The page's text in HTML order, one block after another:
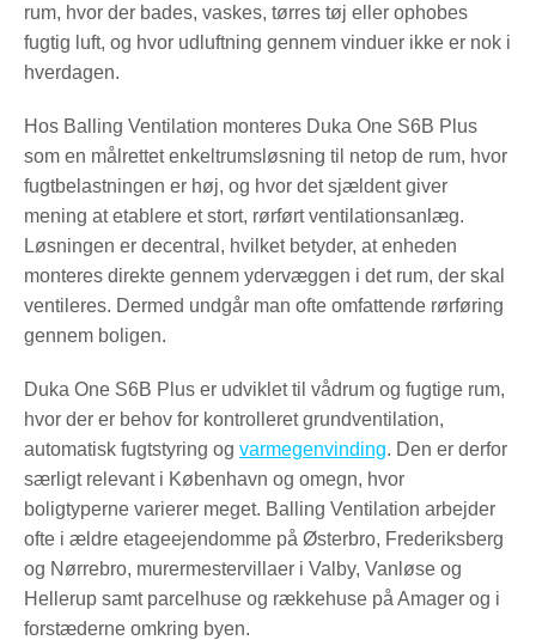
rum, hvor der bades, vaskes, tørres tøj eller ophobes
fugtig luft, og hvor udluftning gennem vinduer ikke er nok i
hverdagen.
Hos Balling Ventilation monteres Duka One S6B Plus
som en målrettet enkeltrumsløsning til netop de rum, hvor
fugtbelastningen er høj, og hvor det sjældent giver
mening at etablere et stort, rørført ventilationsanlæg.
Løsningen er decentral, hvilket betyder, at enheden
monteres direkte gennem ydervæggen i det rum, der skal
ventileres. Dermed undgår man ofte omfattende rørføring
gennem boligen.
Duka One S6B Plus er udviklet til vådrum og fugtige rum,
hvor der er behov for kontrolleret grundventilation,
automatisk fugtstyring og varmegenvinding. Den er derfor
særligt relevant i København og omegn, hvor
boligtyperne varierer meget. Balling Ventilation arbejder
ofte i ældre etageejendomme på Østerbro, Frederiksberg
og Nørrebro, murermestervillaer i Valby, Vanløse og
Hellerup samt parcelhuse og rækkehuse på Amager og i
forstæderne omkring byen.